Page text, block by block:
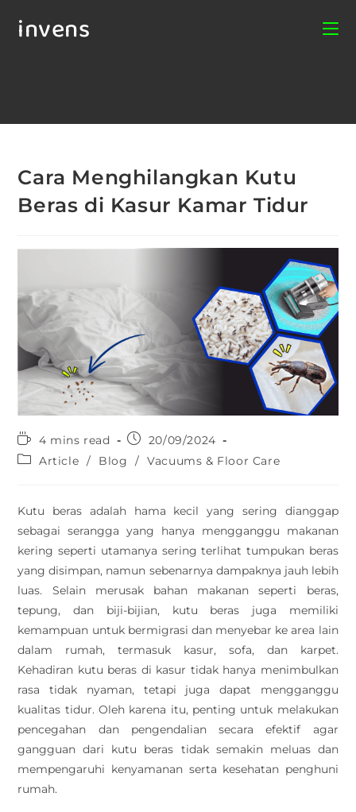
invens
Cara Menghilangkan Kutu
Beras di Kasur Kamar Tidur
4 mins read
20/09/2024
Article / Blog / Vacuums & Floor Care
Kutu beras adalah hama kecil yang sering dianggap
sebagai serangga yang hanya mengganggu makanan
kering seperti utamanya sering terlihat tumpukan beras
yang disimpan, namun sebenarnya dampaknya jauh lebih
luas. Selain merusak bahan makanan seperti beras,
tepung, dan biji-bijian, kutu beras juga memiliki
kemampuan untuk bermigrasi dan menyebar ke area lain
dalam rumah, termasuk kasur, sofa, dan karpet.
Kehadiran kutu beras di kasur tidak hanya menimbulkan
rasa tidak nyaman, tetapi juga dapat mengganggu
kualitas tidur. Oleh karena itu, penting untuk melakukan
pencegahan dan pengendalian secara efektif agar
gangguan dari kutu beras tidak semakin meluas dan
mempengaruhi kenyamanan serta kesehatan penghuni
rumah.